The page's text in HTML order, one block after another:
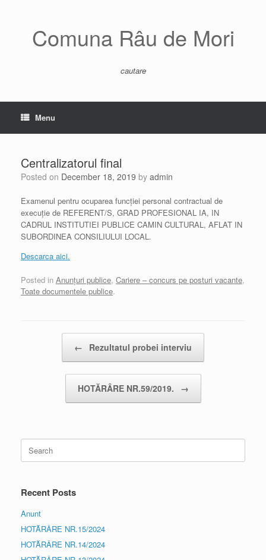
Comuna Râu de Mori
cautare
Menu
Centralizatorul final
Posted on December 18, 2019 by admin
Examenul pentru ocuparea funcției personal contractual de
execuție de REFERENT/S, GRAD PROFESIONAL IA, IN
CADRUL INSTITUTIEI PUBLICE CAMIN CULTURAL, AFLAT IN
SUBORDINEA CONSILIULUI LOCAL.
Descarca aici.
Posted in Anunțuri publice, Cariere – concurs pe posturi vacante,
Toate documentele publice.
← Rezultatul probei interviu
HOTĂRÂRE NR.59/2019. →
Search
for:
Recent Posts
Anunt
HOTĂRÂRE NR.15/2024
HOTĂRÂRE NR.14/2024